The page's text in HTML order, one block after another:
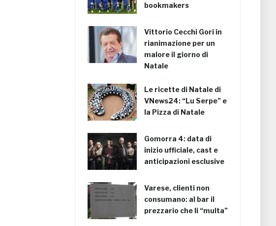
bookmakers
Vittorio Cecchi Gori in
rianimazione per un
malore il giorno di
Natale
Le ricette di Natale di
VNews24: “Lu Serpe” e
la Pizza di Natale
Gomorra 4: data di
inizio ufficiale, cast e
anticipazioni esclusive
Varese, clienti non
consumano: al bar il
prezzario che li “multa”